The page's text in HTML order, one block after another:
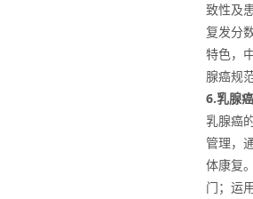
致性及
复发分
特色，
腺癌规
6.乳腺
乳腺癌
管理，
体康复
门；运